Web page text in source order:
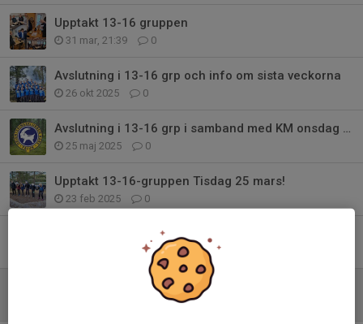
Upptakt 13-16 gruppen
31 mar, 21:39 0
Avslutning i 13-16 grp och info om sista veckorna
26 okt 2025 0
Avslutning i 13-16 grp i samband med KM onsdag 4 juni
25 maj 2025 0
Upptakt 13-16-gruppen Tisdag 25 mars!
23 feb 2025 0
Info om Skidorientering